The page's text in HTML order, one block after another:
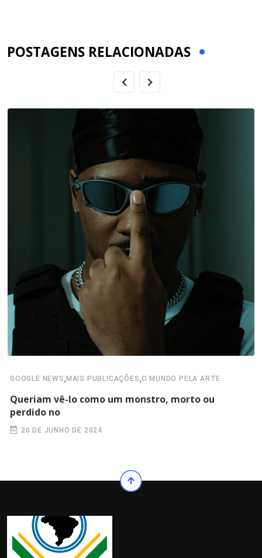
POSTAGENS RELACIONADAS
GOOGLE NEWS, MAIS PUBLICAÇÕES,O MUNDO PELA ARTE
Queriam vê-lo como um monstro, morto ou
perdido no
20 DE JUNHO DE 2024